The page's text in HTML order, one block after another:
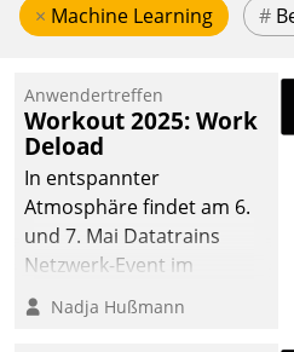
× Machine Learning #
Anwendertreffen
Workout 2025: Work
Deload
In entspannter
Atmosphäre findet am 6.
und 7. Mai Datatrains
Netzwerk-Event im
Kunden- und Partnerkreis
statt. Zentrale Frage: Wie
Nadja Hußmann